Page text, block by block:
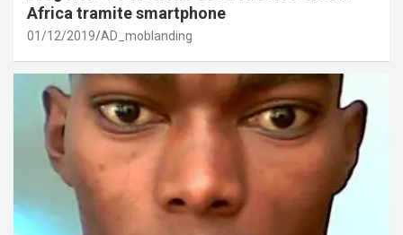
Africa tramite smartphone
01/12/2019 AD_moblanding